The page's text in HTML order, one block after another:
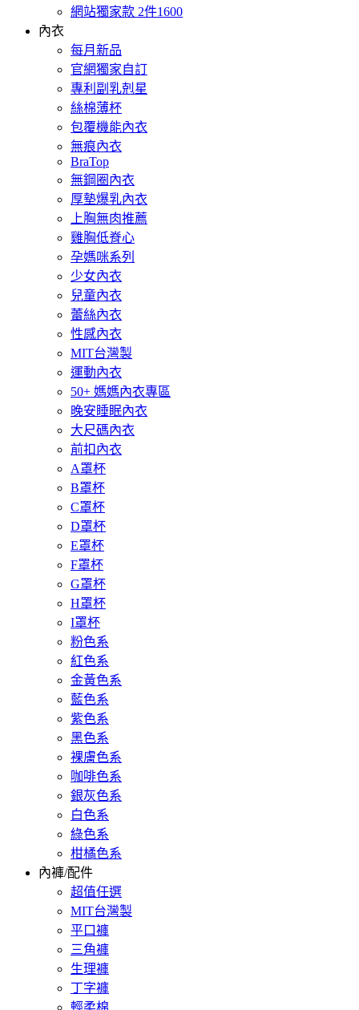
網站獨家款 2件1600
內衣
每月新品
官網獨家自訂
專利副乳剋星
絲棉薄杯
包覆機能內衣
無痕內衣
BraTop
無鋼圈內衣
厚墊爆乳內衣
上胸無肉推薦
雞胸低脊心
孕媽咪系列
少女內衣
兒童內衣
蕾絲內衣
性感內衣
MIT台灣製
運動內衣
50+ 媽媽內衣專區
晚安睡眠內衣
大尺碼內衣
前扣內衣
A罩杯
B罩杯
C罩杯
D罩杯
E罩杯
F罩杯
G罩杯
H罩杯
I罩杯
粉色系
紅色系
金黃色系
藍色系
紫色系
黑色系
裸膚色系
咖啡色系
銀灰色系
白色系
綠色系
柑橘色系
內褲/配件
超值任選
MIT台灣製
平口褲
三角褲
生理褲
丁字褲
輕柔棉